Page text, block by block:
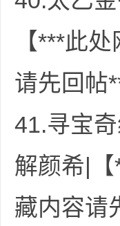
【***此
请先回帖
41.寻宝
解颜希|
藏内容请